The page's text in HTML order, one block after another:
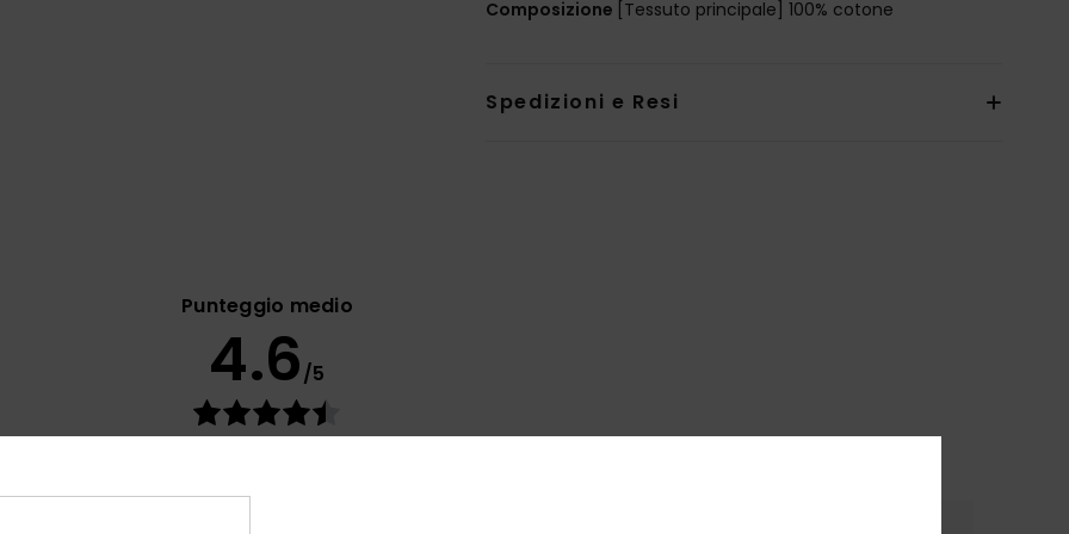
Composizione [Tessuto principale] 100% cotone
Spedizioni e Resi
Punteggio medio
4.6/5
qualità-prezzo